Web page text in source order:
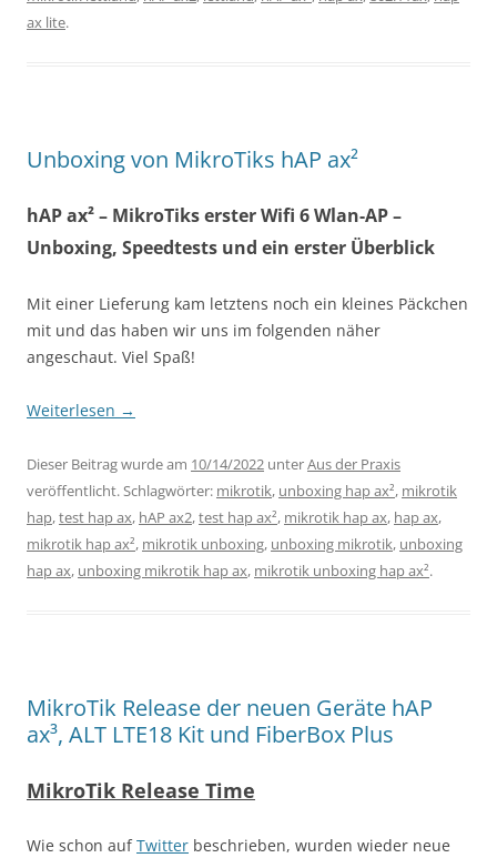
ax lite.
Unboxing von MikroTiks hAP ax²
hAP ax² – MikroTiks erster Wifi 6 Wlan-AP –
Unboxing, Speedtests und ein erster Überblick
Mit einer Lieferung kam letztens noch ein kleines Päckchen
mit und das haben wir uns im folgenden näher
angeschaut. Viel Spaß!
Weiterlesen →
Dieser Beitrag wurde am 10/14/2022 unterAus der Praxis
veröffentlicht. Schlagwörter: mikrotik, unboxing hap ax², mikrotik
hap,test hap ax, hAP ax2,test hap ax², mikrotik hap ax, hap ax,
mikrotik hap ax², mikrotik unboxing, unboxing mikrotik, unboxing
hap ax, unboxing mikrotik hap ax, mikrotik unboxing hap ax².
MikroTik Release der neuen Geräte hAP
ax³, ALT LTE18 Kit und FiberBox Plus
MikroTik Release Time
Wie schon aufTwitter beschrieben, wurden wieder neue